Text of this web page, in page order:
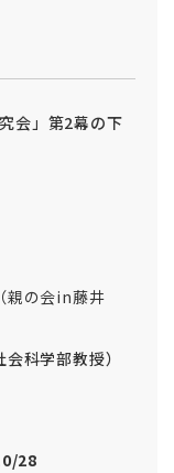
会」第2幕の下
親の会in藤井
科学部教授）
28